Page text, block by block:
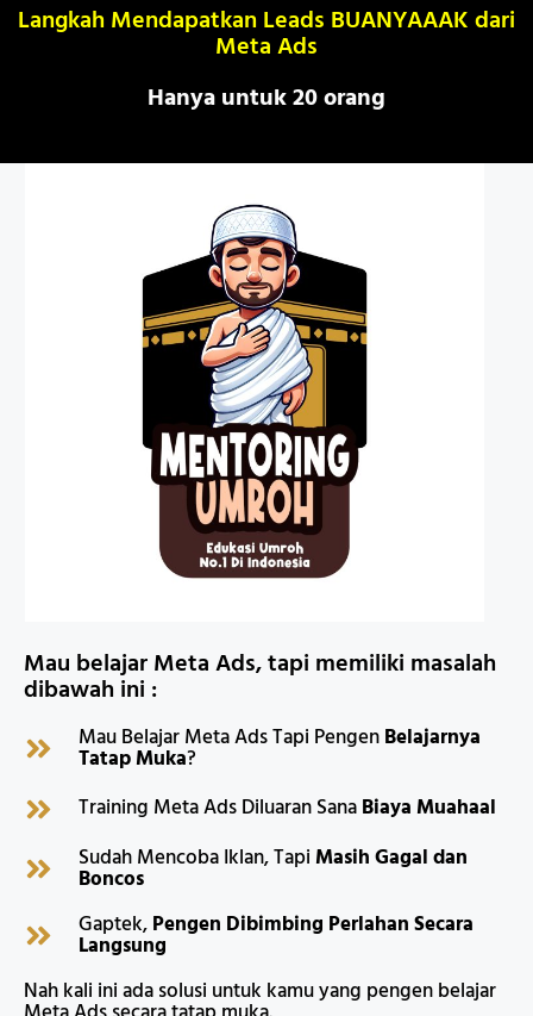
Langkah Mendapatkan Leads BUANYAAAK dari
Meta Ads
Hanya untuk 20 orang
Mau belajar Meta Ads, tapi memiliki masalah
dibawah ini :
Mau Belajar Meta Ads Tapi PengenBelajarnya
Tatap Muka?
Training Meta Ads Diluaran SanaBiaya Muahaal
Sudah Mencoba Iklan, TapiMasih Gagal dan
Boncos
Gaptek,Pengen Dibimbing Perlahan Secara
Langsung
Nah kali ini ada solusi untuk kamu yang pengen belajar